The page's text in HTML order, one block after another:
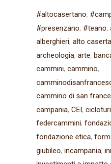
#altocasertano
#presenzano #teano
alberghieri alto
archeologia arte
cammini cammino
cammino di san
campania CEI
federcammini
fondazione etica
giubileo incampania